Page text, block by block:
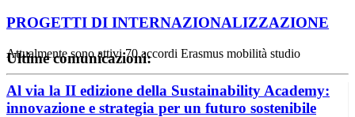
PROGETTI DI INTERNAZIONALIZZAZIONE
Attualmente sono attivi 70 accordi Erasmus mobilità studio
Ultime comunicazioni:
Al via la II edizione della Sustainability Academy:
innovazione e strategia per un futuro sostenibile